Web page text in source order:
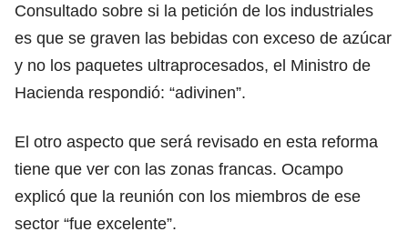
Consultado sobre si la petición de los industriales
es que se graven las bebidas con exceso de azúcar
y no los paquetes ultraprocesados, el Ministro de
Hacienda respondió: “adivinen”.
El otro aspecto que será revisado en esta reforma
tiene que ver con las zonas francas. Ocampo
explicó que la reunión con los miembros de ese
sector “fue excelente”.